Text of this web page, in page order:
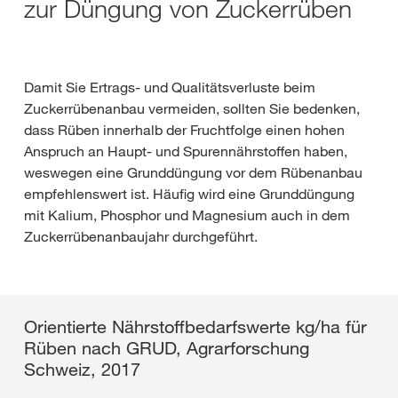
zur Düngung von Zuckerrüben
Damit Sie Ertrags- und Qualitätsverluste beim
Zuckerrübenanbau vermeiden, sollten Sie bedenken,
dass Rüben innerhalb der Fruchtfolge einen hohen
Anspruch an Haupt- und Spurennährstoffen haben,
weswegen eine Grunddüngung vor dem Rübenanbau
empfehlenswert ist. Häufig wird eine Grunddüngung
mit Kalium, Phosphor und Magnesium auch in dem
Zuckerrübenanbaujahr durchgeführt.
Orientierte Nährstoffbedarfswerte kg/ha für
Rüben nach GRUD, Agrarforschung
Schweiz, 2017